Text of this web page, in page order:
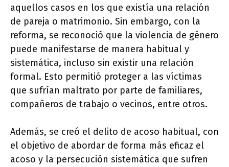
aquellos casos en los que existía una relación
de pareja o matrimonio. Sin embargo, con la
reforma, se reconoció que la violencia de género
puede manifestarse de manera habitual y
sistemática, incluso sin existir una relación
formal. Esto permitió proteger a las víctimas
que sufrían maltrato por parte de familiares,
compañeros de trabajo o vecinos, entre otros.
Además, se creó el delito de acoso habitual, con
el objetivo de abordar de forma más eficaz el
acoso y la persecución sistemática que sufren